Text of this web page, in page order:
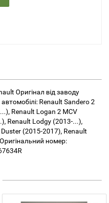
Оригінал від заводу
Renault Sandero 2
Renault Logan 2 MCV
Renault Lodgy (2013-...),
(2015-2017), Renault
номер: